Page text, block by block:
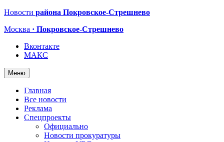
Новости района Покровское-Стрешнево
Москва · Покровское-Стрешнево
Вконтакте
МАКС
Меню
Главная
Все новости
Реклама
Спецпроекты
Официально
Новости прокуратуры